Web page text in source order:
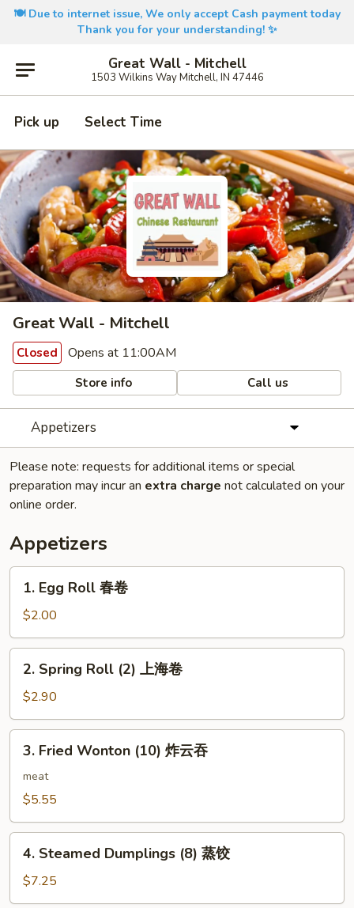
🍽️ Due to internet issue, We only accept Cash payment today
Thank you for your understanding! ✨
Great Wall - Mitchell
1503 Wilkins Way Mitchell, IN 47446
Pick up Select Time
Great Wall - Mitchell
Closed Opens at 11:00AM
Store info Call us
Appetizers
Please note: requests for additional items or special
preparation may incur an extra charge not calculated on your
online order.
Appetizers
Egg
Roll
春
卷
1. Egg Roll 春卷
$2.00
Spring
Roll
(2)
上
2. Spring Roll (2) 上海卷
$2.90
Fried
Wonton
(10)
云
3. Fried Wonton (10) 炸云吞
meat
$5.55
Steamed
Dumplings
(8)
4. Steamed Dumplings (8) 蒸饺
$7.25